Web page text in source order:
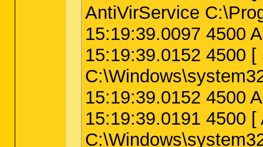
AntiVirService
15:19:39.0097 4500
15:19:39.0152 4500
15:19:39.0152 4500
15:19:39.0191 4500